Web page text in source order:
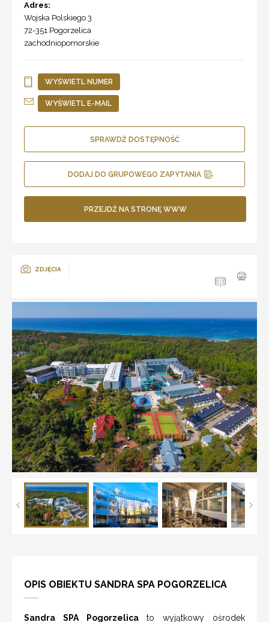
Adres:
Wojska Polskiego 3
72-351 Pogorzelica
zachodniopomorskie
WYŚWIETL NUMER
WYŚWIETL E-MAIL
SPRAWDŹ DOSTĘPNOŚĆ
DODAJ DO GRUPOWEGO ZAPYTANIA
PRZEJDŹ NA STRONĘ WWW
ZDJĘCIA
OPIS OBIEKTU SANDRA SPA POGORZELICA
Sandra SPA Pogorzelicato wyjątkowy ośrodek